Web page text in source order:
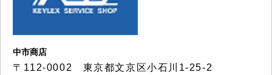
中市商店
〒112-0002 東京都文京区小石川1-25-2